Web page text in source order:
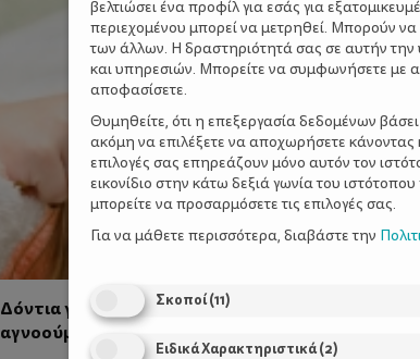
Δόντια γερά. Γνωστά πράγματα που
αγνοούμε!
βελτιώσει ένα προφίλ για εσάς για
περιεχομένου μπορεί να μετρηθεί. Μπορούν
των άλλων. Η δραστηριότητά σας σε αυτήν
και υπηρεσιών. Μπορείτε να συμφωνήσετε με
αποφασίσετε.
Θυμηθείτε, ότι η επεξεργασία δεδομένων
ακόμη να επιλέξετε να αποχωρήσετε κάνοντας
επιλογές σας επηρεάζουν μόνο αυτόν τον
εικονίδιο στην κάτω δεξιά γωνία του
μπορείτε να προσαρμόσετε τις επιλογές σας.
Για να μάθετε περισσότερα, διαβάστε την
Σκοποί(11)
Ειδικά Χαρακτηριστικά(2)